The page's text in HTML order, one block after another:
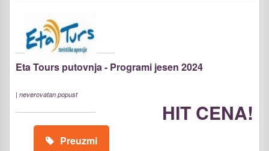
Eta Tours putovnja - Programi jesen 2024
| neverovatan popust
HIT CENA!
Preuzmi